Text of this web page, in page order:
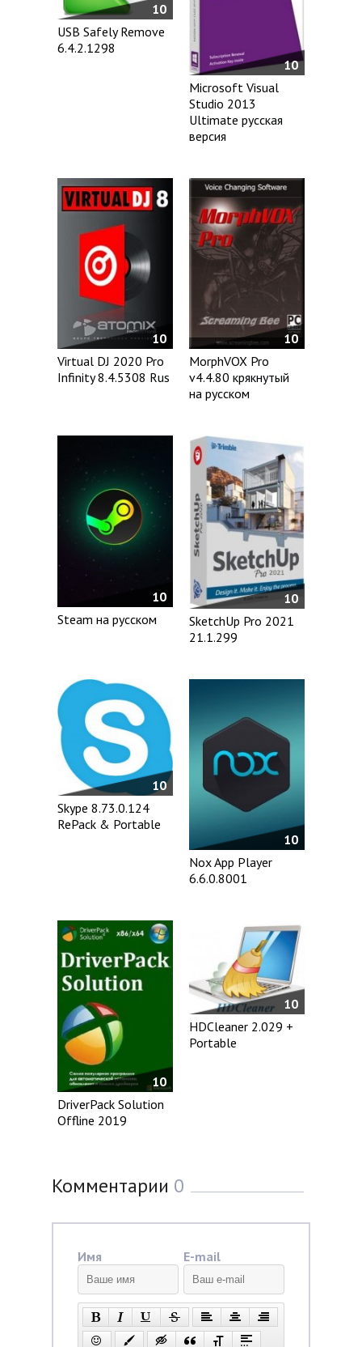
10
USB Safely Remove
6.4.2.1298
10
Microsoft Visual
Studio 2013
Ultimate русская
версия
10
Virtual DJ 2020 Pro
Infinity 8.4.5308 Rus
10
MorphVOX Pro
v4.4.80 крякнутый
на русском
10
Steam на русском
10
SketchUp Pro 2021
21.1.299
10
Skype 8.73.0.124
RePack & Portable
10
Nox App Player
6.6.0.8001
10
DriverPack Solution
Offline 2019
10
HDCleaner 2.029 +
Portable
Комментарии 0
Имя E-mail